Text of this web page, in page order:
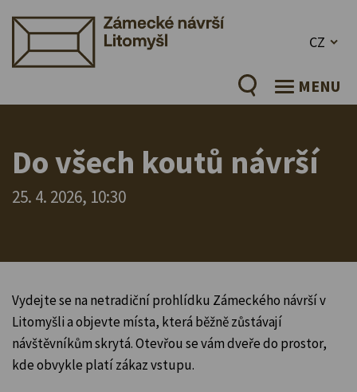
CZ
MENU
Do všech koutů návrší
25. 4. 2026, 10:30
Vydejte se na netradiční prohlídku Zámeckého návrší v
Litomyšli a objevte místa, která běžně zůstávají
návštěvníkům skrytá. Otevřou se vám dveře do prostor,
kde obvykle platí zákaz vstupu.